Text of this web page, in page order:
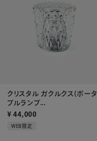
クリスタル ガクルクス(ポータ
ブルランプ...
¥ 44,000
WEB限定